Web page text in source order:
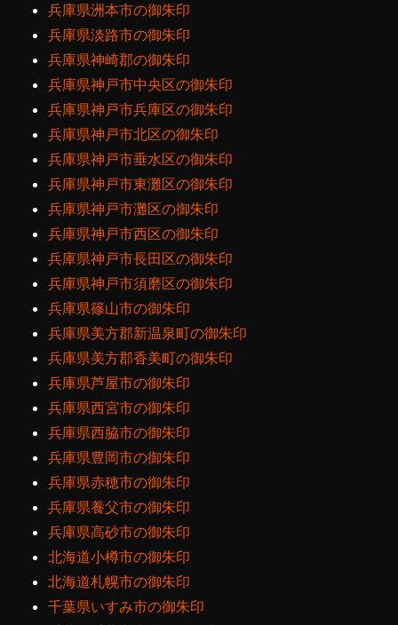
兵庫県洲本市の御朱印
兵庫県淡路市の御朱印
兵庫県神崎郡の御朱印
兵庫県神戸市中央区の御朱印
兵庫県神戸市兵庫区の御朱印
兵庫県神戸市北区の御朱印
兵庫県神戸市垂水区の御朱印
兵庫県神戸市東灘区の御朱印
兵庫県神戸市灘区の御朱印
兵庫県神戸市西区の御朱印
兵庫県神戸市長田区の御朱印
兵庫県神戸市須磨区の御朱印
兵庫県篠山市の御朱印
兵庫県美方郡新温泉町の御朱印
兵庫県美方郡香美町の御朱印
兵庫県芦屋市の御朱印
兵庫県西宮市の御朱印
兵庫県西脇市の御朱印
兵庫県豊岡市の御朱印
兵庫県赤穂市の御朱印
兵庫県養父市の御朱印
兵庫県高砂市の御朱印
北海道小樽市の御朱印
北海道札幌市の御朱印
千葉県いすみ市の御朱印